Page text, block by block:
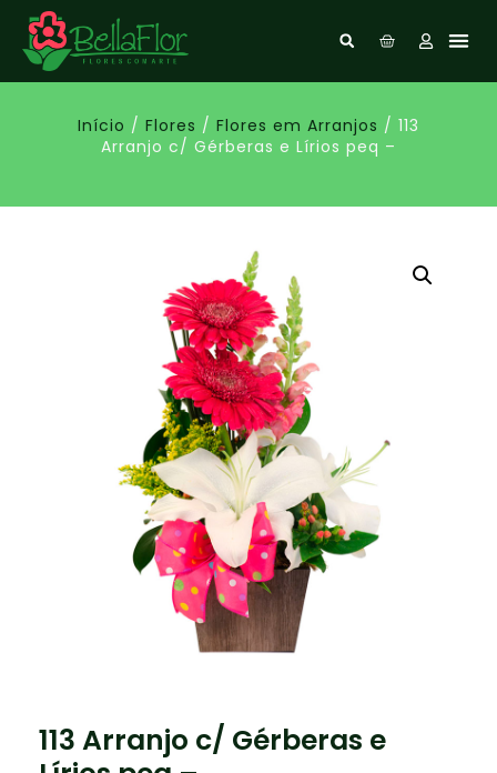
Início / Flores / Flores em Arranjos / 113
Arranjo c/ Gérberas e Lírios peq –
113 Arranjo c/ Gérberas e